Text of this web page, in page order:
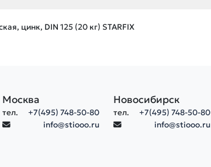
цинк, DIN 125 (20 кг) STARFIX
Москва
тел.
+7(495) 748-50-80
info@stiooo.ru
Новосибирск
тел.
+7(495) 748-50-80
info@stiooo.ru